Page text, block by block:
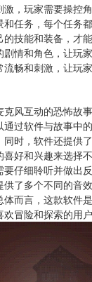
，玩家需要操控
任务，每个任务
技能和装备，才
剧情和角色，让玩
畅和刺激，让玩
风互动的恐怖故
过软件与故事中
时，软件还提供
好和兴趣来选择
仔细聆听并做出
供了多个不同的音
而言，这款软件
冒险和探索的用户